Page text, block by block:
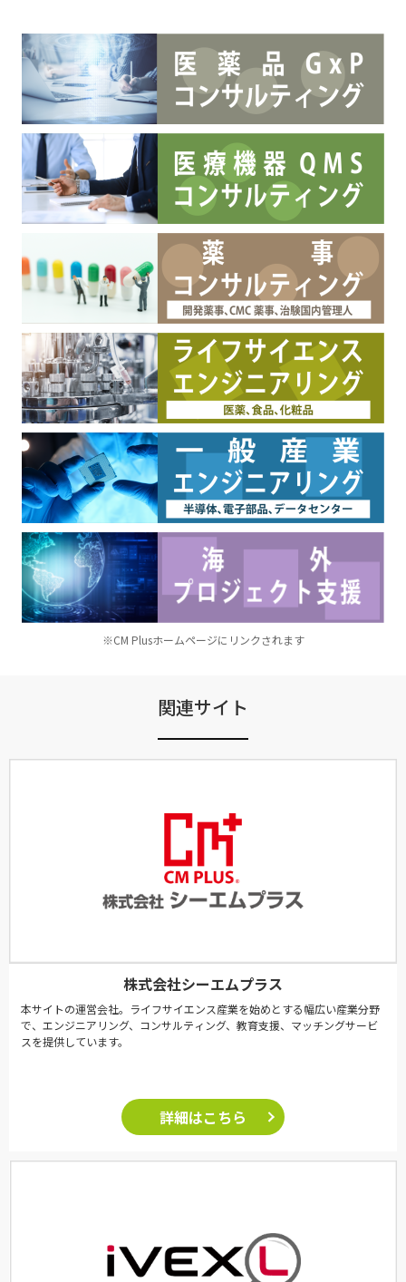
※CM Plusホームページにリンクされます
関連サイト
株式会社シーエムプラス
本サイトの運営会社。ライフサイエンス産業を始めとする幅広い産業分野
で、エンジニアリング、コンサルティング、教育支援、マッチングサービ
スを提供しています。
詳細はこちら